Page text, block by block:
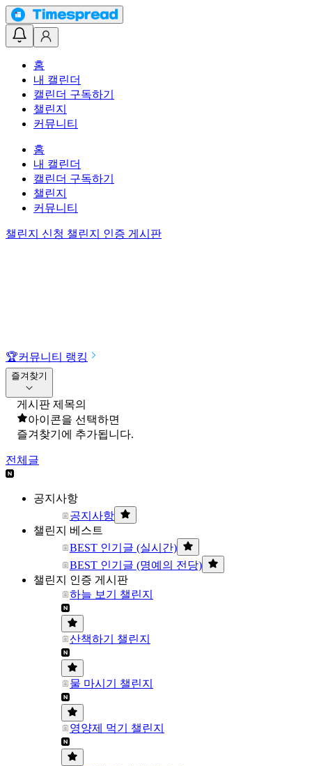
홈
내 캘린더
캘린더 구독하기
챌린지
커뮤니티
홈
내 캘린더
캘린더 구독하기
챌린지
커뮤니티
챌린지 신청 챌린지 인증 게시판
🏆커뮤니티 랭킹
즐겨찾기
게시판 제목의
아이콘을 선택하면
즐겨찾기에 추가됩니다.
전체글
공지사항
공지사항
챌린지 베스트
BEST 인기글 (실시간)
BEST 인기글 (명예의 전당)
챌린지 인증 게시판
하늘 보기 챌린지
산책하기 챌린지
물 마시기 챌린지
영양제 먹기 챌린지